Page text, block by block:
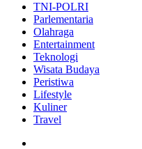
TNI-POLRI
Parlementaria
Olahraga
Entertainment
Teknologi
Wisata Budaya
Peristiwa
Lifestyle
Kuliner
Travel